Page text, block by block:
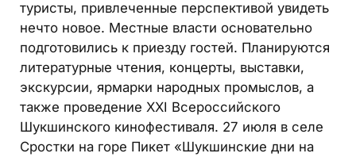
туристы, привлеченные перспективой увидеть
нечто новое. Местные власти основательно
подготовились к приезду гостей. Планируются
литературные чтения, концерты, выставки,
экскурсии, ярмарки народных промыслов, а
также проведение XXI Всероссийского
Шукшинского кинофестиваля. 27 июля в селе
Сростки на горе Пикет «Шукшинские дни на